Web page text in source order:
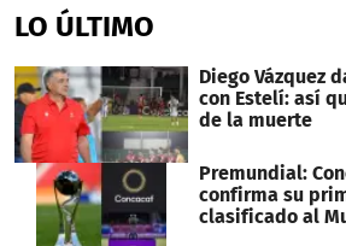
of
27
LO ÚLTIMO
Diego Vázquez
con Estelí: así
de la muerte
Premundial:
confirma su
clasificado al